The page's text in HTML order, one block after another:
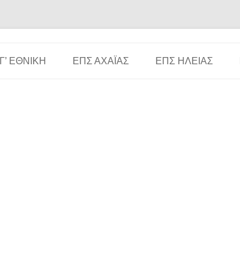
Γ’ ΕΘΝΙΚΉ ΕΠΣ ΑΧΑΪ́ΑΣ ΕΠΣ ΗΛΕΊΑΣ